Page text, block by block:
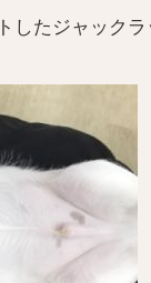
たジャックラ